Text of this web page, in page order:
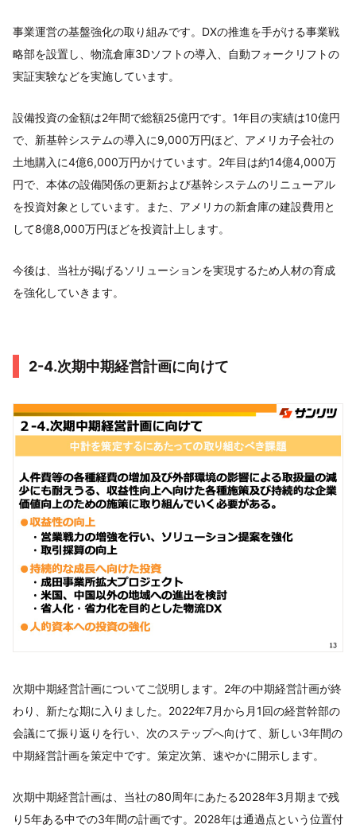
事業運営の基盤強化の取り組みです。DXの推進を手がける事業戦
略部を設置し、物流倉庫3Dソフトの導入、自動フォークリフトの
実証実験などを実施しています。
設備投資の金額は2年間で総額25億円です。1年目の実績は10億円
で、新基幹システムの導入に9,000万円ほど、アメリカ子会社の
土地購入に4億6,000万円かけています。2年目は約14億4,000万
円で、本体の設備関係の更新および基幹システムのリニューアル
を投資対象としています。また、アメリカの新倉庫の建設費用と
して8億8,000万円ほどを投資計上します。
今後は、当社が掲げるソリューションを実現するため人材の育成
を強化していきます。
2-4.次期中期経営計画に向けて
次期中期経営計画についてご説明します。2年の中期経営計画が終
わり、新たな期に入りました。2022年7月から月1回の経営幹部の
会議にて振り返りを行い、次のステップへ向けて、新しい3年間の
中期経営計画を策定中です。策定次第、速やかに開示します。
次期中期経営計画は、当社の80周年にあたる2028年3月期まで残
り5年ある中での3年間の計画です。2028年は通過点という位置付